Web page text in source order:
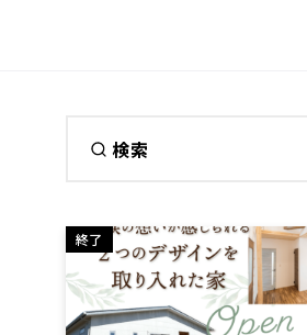
検索
検索条件をクリア
終了